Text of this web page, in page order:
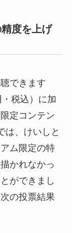
度を上げ
できます
税込）に加
定コンテン
は、けいしと
ム限定の特
かれなかっ
ができまし
の投票結果